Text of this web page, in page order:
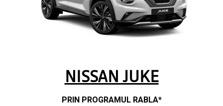
NISSAN JUKE
PRIN PROGRAMUL RABLA*